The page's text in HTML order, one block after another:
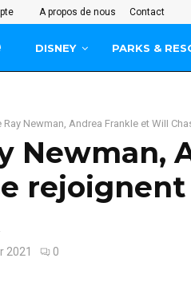
A propos de nous Contact
DISNEY PARKS &
Ray Newman, Andrea Frankle et Will
Newman,
2021 0